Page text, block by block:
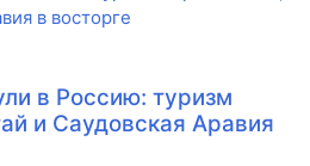
в Россию: туризм
и Саудовская Аравия